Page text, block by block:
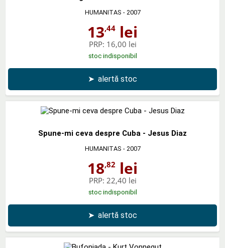
HUMANITAS - 2007
13,44 lei
PRP: 16,00 lei
stoc indisponibil
➤ alertă stoc
Spune-mi ceva despre Cuba - Jesus Diaz
HUMANITAS - 2007
18,82 lei
PRP: 22,40 lei
stoc indisponibil
➤ alertă stoc